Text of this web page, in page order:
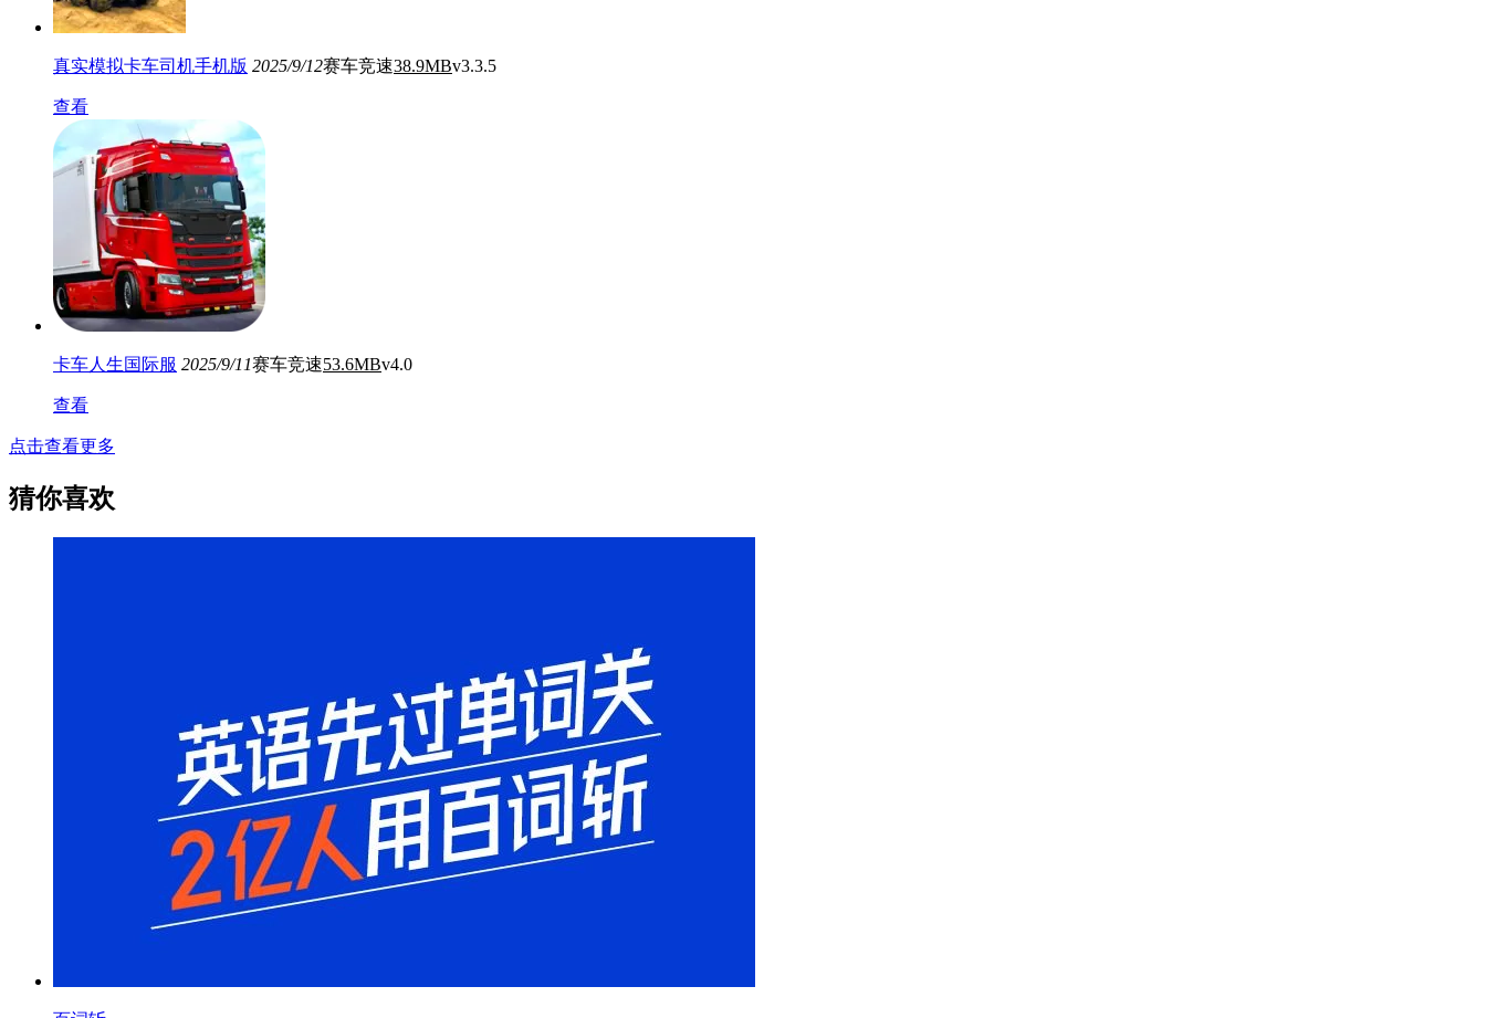
真实模拟卡车司机手机版 2025/9/12赛车竞速38.9MBv3.3.5
查看
卡车人生国际服 2025/9/11赛车竞速53.6MBv4.0
查看
点击查看更多
猜你喜欢